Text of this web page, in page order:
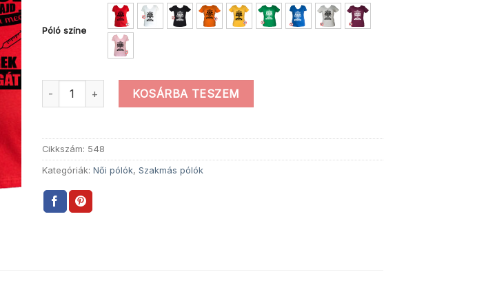
Póló színe
Női Én Határozom Meg Póló mennyiség
KOSÁRBA TESZEM
Cikkszám: 548
Kategóriák: Női pólók, Szakmás pólók